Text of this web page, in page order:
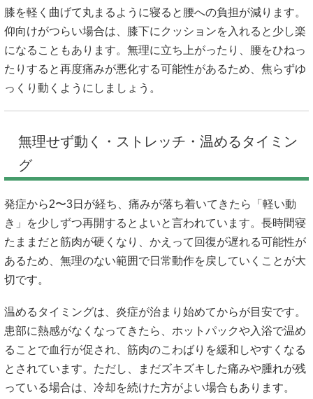
膝を軽く曲げて丸まるように寝ると腰への負担が減ります。
仰向けがつらい場合は、膝下にクッションを入れると少し楽
になることもあります。無理に立ち上がったり、腰をひねっ
たりすると再度痛みが悪化する可能性があるため、焦らずゆ
っくり動くようにしましょう。
無理せず動く・ストレッチ・温めるタイミン
グ
発症から2〜3日が経ち、痛みが落ち着いてきたら「軽い動
き」を少しずつ再開するとよいと言われています。長時間寝
たままだと筋肉が硬くなり、かえって回復が遅れる可能性が
あるため、無理のない範囲で日常動作を戻していくことが大
切です。
温めるタイミングは、炎症が治まり始めてからが目安です。
患部に熱感がなくなってきたら、ホットパックや入浴で温め
ることで血行が促され、筋肉のこわばりを緩和しやすくなる
とされています。ただし、まだズキズキした痛みや腫れが残
っている場合は、冷却を続けた方がよい場合もあります。